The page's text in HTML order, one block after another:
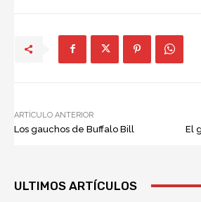
ARTÍCULO ANTERIOR
Los gauchos de Buffalo Bill
El
ULTIMOS ARTÍCULOS